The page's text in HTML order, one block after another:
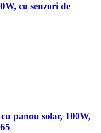
cu senzori de
panou solar, 100W,